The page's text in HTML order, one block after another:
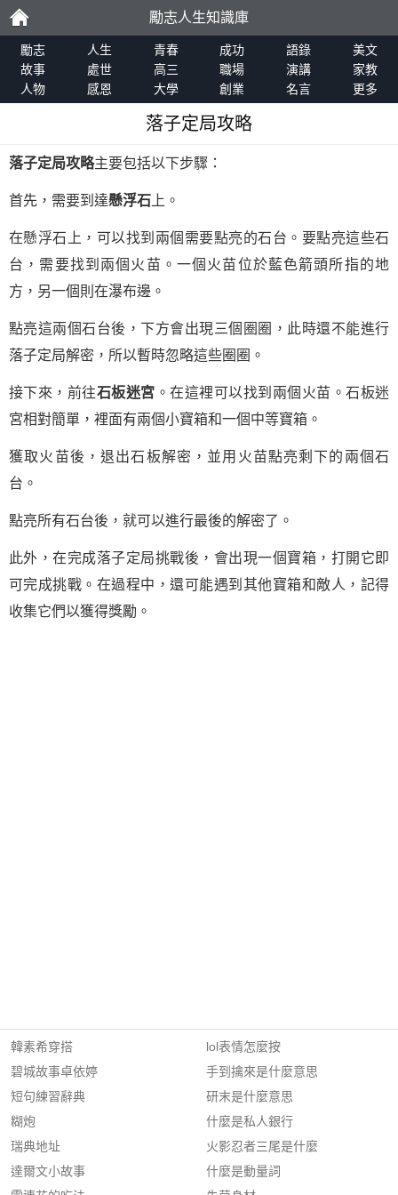
勵
志
勵志人生知識庫
勵志 人生 青春 成功 語錄
美文
故事
處世 高三 職場 演講
家教
人物
感恩 大學 創業 名言 更多
落子定局攻略
落子定局攻略主要包括以下步驟：
首先，需要到達懸浮石 上。
在懸浮石上，可以找到兩個需要點亮的石台。要點亮這些石
台，需要找到兩個火苗。一個火苗位於藍色箭頭所指的地
方，另一個則在瀑布邊。
點亮這兩個石台後，下方會出現三個圈圈，此時還不能進行
落子定局解密，所以暫時忽略這些圈圈。
接下來，前往石板迷宮 。在這裡可以找到兩個火苗。石板迷
宮相對簡單，裡面有兩個小寶箱和一個中等寶箱。
獲取火苗後，退出石板解密，並用火苗點亮剩下的兩個石
台。
點亮所有石台後，就可以進行最後的解密了。
此外，在完成落子定局挑戰後，會出現一個寶箱，打開它即
可完成挑戰。在過程中，還可能遇到其他寶箱和敵人，記得
收集它們以獲得獎勵。
韓素希穿搭
碧城故事卓依婷
短句練習辭典
糊炮
瑞典地址
達爾文小故事
lol表情怎麼按
手到擒來是什麼意思
研末是什麼意思
什麼是私人銀行
火影忍者三尾是什麼
什麼是動量詞